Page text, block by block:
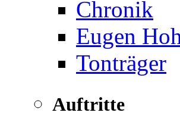
Chronik
Eugen
Tonträger
Auftritte